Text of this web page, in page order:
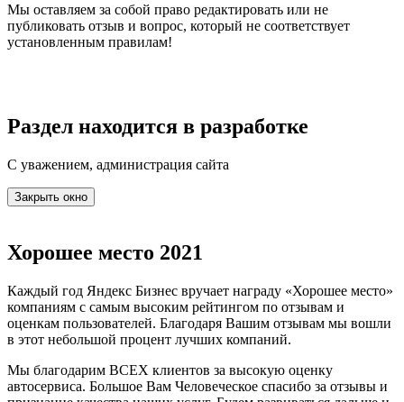
Мы оставляем за собой право редактировать или не
публиковать отзыв и вопрос, который не соответствует
установленным правилам!
Раздел находится в разработке
С уважением, администрация сайта
Закрыть окно
Хорошее место 2021
Каждый год Яндекс Бизнес вручает награду «Хорошее место»
компаниям с самым высоким рейтингом по отзывам и
оценкам пользователей. Благодаря Вашим отзывам мы вошли
в этот небольшой процент лучших компаний.
Мы благодарим ВСЕХ клиентов за высокую оценку
автосервиса. Большое Вам Человеческое спасибо за отзывы и